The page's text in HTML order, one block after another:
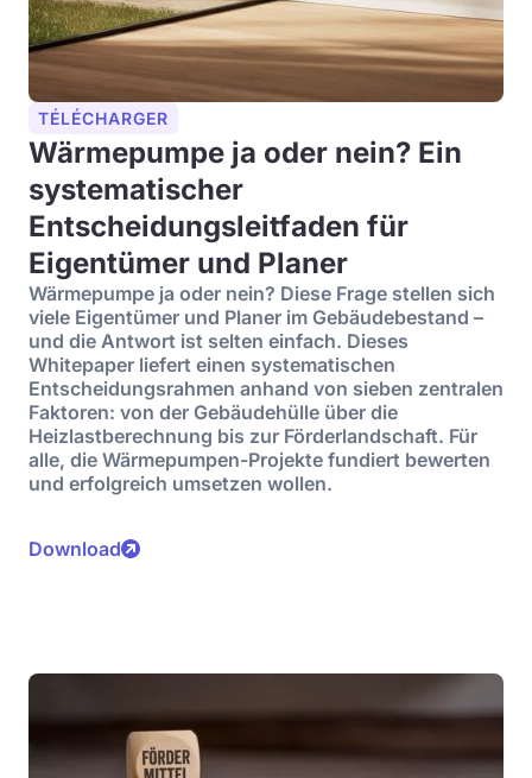
TÉLÉCHARGER
Wärmepumpe ja oder nein? Ein
systematischer
Entscheidungsleitfaden für
Eigentümer und Planer
Wärmepumpe ja oder nein? Diese Frage stellen sich
viele Eigentümer und Planer im Gebäudebestand –
und die Antwort ist selten einfach. Dieses
Whitepaper liefert einen systematischen
Entscheidungsrahmen anhand von sieben zentralen
Faktoren: von der Gebäudehülle über die
Heizlastberechnung bis zur Förderlandschaft. Für
alle, die Wärmepumpen-Projekte fundiert bewerten
und erfolgreich umsetzen wollen.
Download